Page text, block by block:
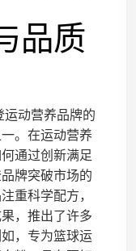
品质
运动营养品牌的
。在运动营养
通过创新满足
牌突破市场的
重科学配方，
，推出了许多
，专为篮球运